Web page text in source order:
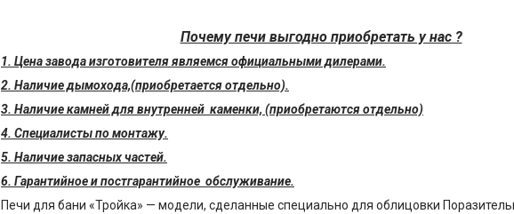
Почему печи выгодно приобретать у нас ?
1. Цена завода изготовителя являемся официальными дилерами.
2. Наличие дымохода,(приобретается отдельно).
3. Наличие камней для внутренней каменки, (приобретаются отдельно)
4. Специалисты по монтажу.
5. Наличие запасных частей.
6. Гарантийное и постгарантийное обслуживание.
Печи для бани «Тройка» — модели, сделанные специально для облицовки